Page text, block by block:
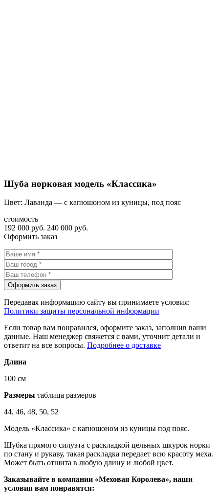
Шуба норковая модель «Классика»
Цвет: Лаванда — с капюшоном из куницы, под пояс
стоимость
192 000 руб. 240 000 руб.
Оформить заказ
Передавая информацию сайту вы принимаете условия:
Политики защиты персональной информации
Если товар вам понравился, оформите заказ, заполнив ваши
данные. Наш менеджер свяжется с вами, уточнит детали и
ответит на все вопросы. Подробнее о доставке
Длина
100 см
Размеры таблица размеров
44, 46, 48, 50, 52
Модель «Классика» с капюшоном из куницы под пояс.
Шубка прямого силуэта с раскладкой цельных шкурок норки
по стану и рукаву, такая раскладка передает всю красоту меха.
Может быть отшита в любую длину и любой цвет.
Заказывайте в компании «Меховая Королева», наши
условия вам понравятся: